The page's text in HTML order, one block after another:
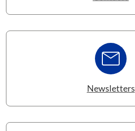
mail
Newsletters